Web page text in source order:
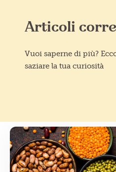
Articoli
Vuoi saperne di più?
saziare la tua curiosità